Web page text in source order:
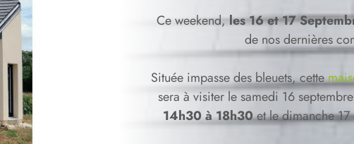
Ce weekend,les 16 et 17
de nos dernières
Située impasse des bleuets, cette
sera à visiter le samedi 16
14h30 à 18h30et le dimanche